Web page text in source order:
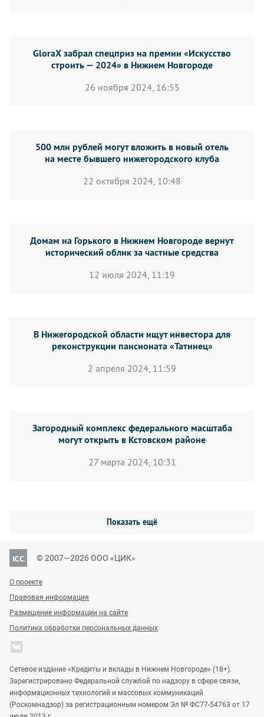
GloraX забрал спецприз на премии «Искусство
строить — 2024» в Нижнем Новгороде
26 ноября 2024, 16:55
500 млн рублей могут вложить в новый отель
на месте бывшего нижегородского клуба
22 октября 2024, 10:48
Домам на Горького в Нижнем Новгороде вернут
исторический облик за частные средства
12 июля 2024, 11:19
В Нижегородской области ищут инвестора для
реконструкции пансионата «Татинец»
2 апреля 2024, 11:59
Загородный комплекс федерального масштаба
могут открыть в Кстовском районе
27 марта 2024, 10:31
Показать ещё
© 2007—2026 ООО «ЦИК»
О проекте
Правовая информация
Размещение информации на сайте
Политика обработки персональных данных
Сетевое издание «Кредиты и вклады в Нижнем Новгороде» (18+).
Зарегистрировано Федеральной службой по надзору в сфере связи,
информационных технологий и массовых коммуникаций
(Роскомнадзор) за регистрационным номером Эл № ФС77-54763 от 17